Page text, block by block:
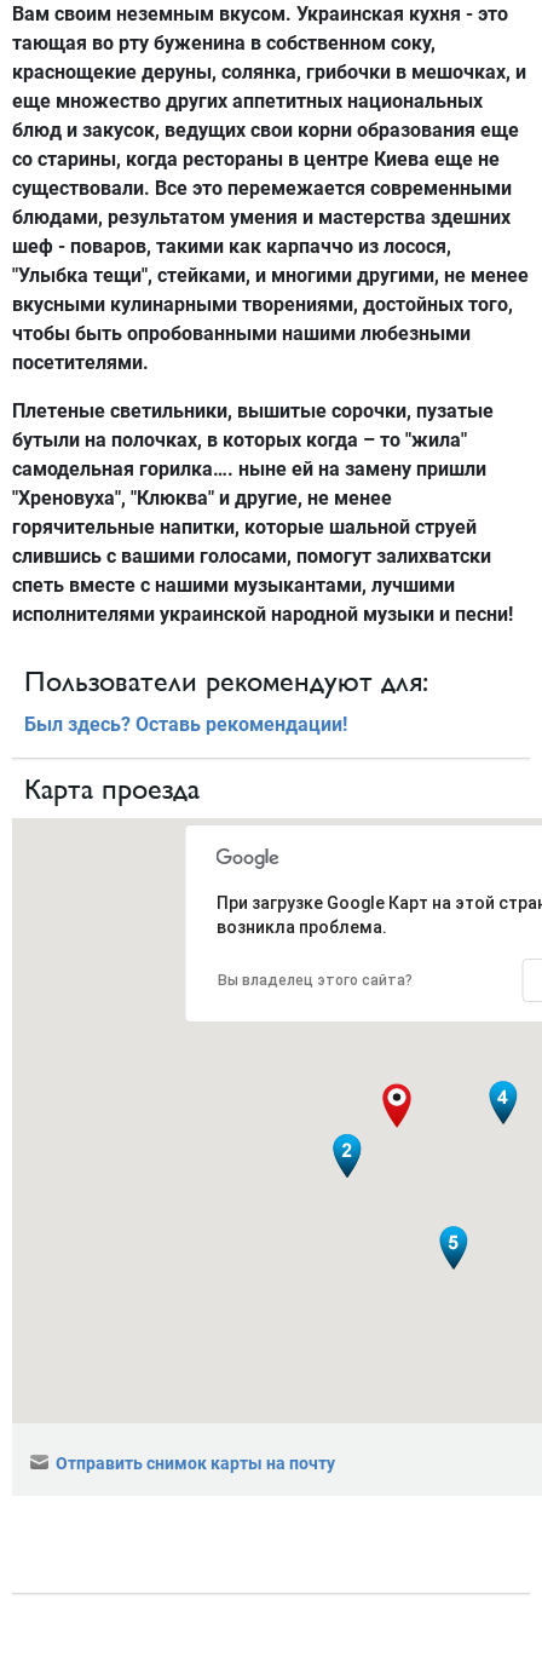
Вам своим неземным вкусом. Украинская кухня - это
тающая во рту буженина в собственном соку,
краснощекие деруны, солянка, грибочки в мешочках, и
еще множество других аппетитных национальных
блюд и закусок, ведущих свои корни образования еще
со старины, когда рестораны в центре Киева еще не
существовали. Все это перемежается современными
блюдами, результатом умения и мастерства здешних
шеф - поваров, такими как карпаччо из лосося,
"Улыбка тещи", стейками, и многими другими, не менее
вкусными кулинарными творениями, достойных того,
чтобы быть опробованными нашими любезными
посетителями.
Плетеные светильники, вышитые сорочки, пузатые
бутыли на полочках, в которых когда – то "жила"
самодельная горилка…. ныне ей на замену пришли
"Хреновуха", "Клюква" и другие, не менее
горячительные напитки, которые шальной струей
слившись с вашими голосами, помогут залихватски
спеть вместе с нашими музыкантами, лучшими
исполнителями украинской народной музыки и песни!
Пользователи рекомендуют для:
Был здесь? Оставь рекомендации!
Карта проезда
При загрузке Google Карт на этой
возникла проблема.
Вы владелец этого сайта?
Отправить снимок карты на почту